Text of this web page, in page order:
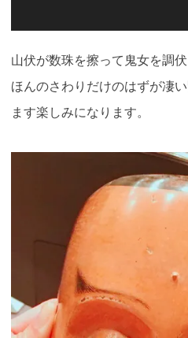
山伏が数珠を擦って鬼女を調伏
ほんのさわりだけのはずが凄
ます楽しみになります。